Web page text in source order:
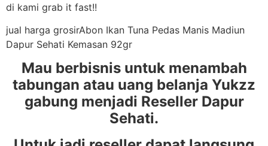
di kami grab it fast!!
jual harga grosirAbon Ikan Tuna Pedas Manis Madiun
Dapur Sehati Kemasan 92gr
Mau berbisnis untuk menambah
tabungan atau uang belanja Yukzz
gabung menjadi Reseller Dapur
Sehati.